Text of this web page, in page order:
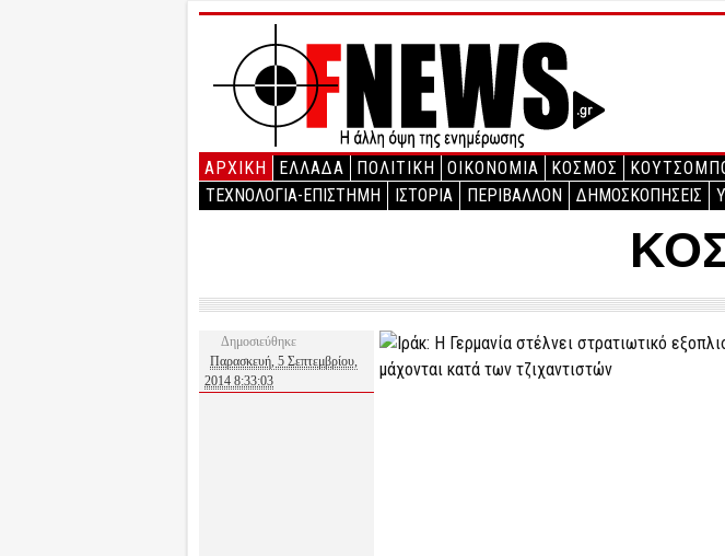
ΑΡΧΙΚΉ ΕΛΛΑΔΑ ΠΟΛΙΤΙΚΗ ΟΙΚΟΝΟΜΙΑ ΚΟΣΜΟΣ
ΤΕΧΝΟΛΟΓΙΑ-ΕΠΙΣΤΗΜΗ
ΙΣΤΟΡΙΑ ΠΕΡΙΒΑΛΛΟΝ ΔΗΜΟΣΚΟΠΗΣΕΙΣ
Δημοσιεύθηκε
Παρασκευή, 5 Σεπτεμβρίου,
2014 8:33:03